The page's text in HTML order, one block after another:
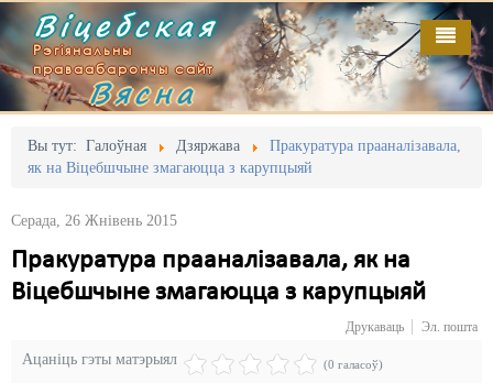
Віцебская
Рэгіянальны
праваабарончы сайт
Вясна
Вы тут: Галоўная Дзяржава
Пракуратура прааналізавала,
як на Віцебшчыне змагаюцца з карупцыяй
Серада, 26 Жнівень 2015
Пракуратура прааналізавала, як на
Віцебшчыне змагаюцца з карупцыяй
Друкаваць Эл. пошта
Ацаніць гэты матэрыял (0 галасоў)
Галоўная
Адміністрацыйны перасьлед
Безбар'ернае асяродзьдзе
Выбары
Дзяржава
Выданьні
Кантакт
Пра нас